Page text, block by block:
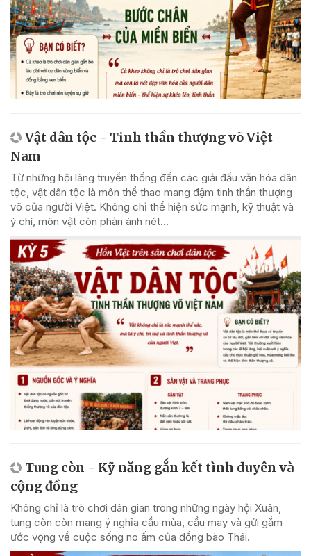
Vật dân tộc - Tinh thần thượng võ Việt
Nam
Từ những hội làng truyền thống đến các giải đấu văn hóa dân
tộc, vật dân tộc là môn thể thao mang đậm tinh thần thượng
võ của người Việt. Không chỉ thể hiện sức mạnh, kỹ thuật và
ý chí, môn vật còn phản ánh nét...
Tung còn - Kỹ năng gắn kết tình duyên và
cộng đồng
Không chỉ là trò chơi dân gian trong những ngày hội Xuân,
tung còn còn mang ý nghĩa cầu mùa, cầu may và gửi gắm
ước vọng về cuộc sống no ấm của đồng bào Thái.